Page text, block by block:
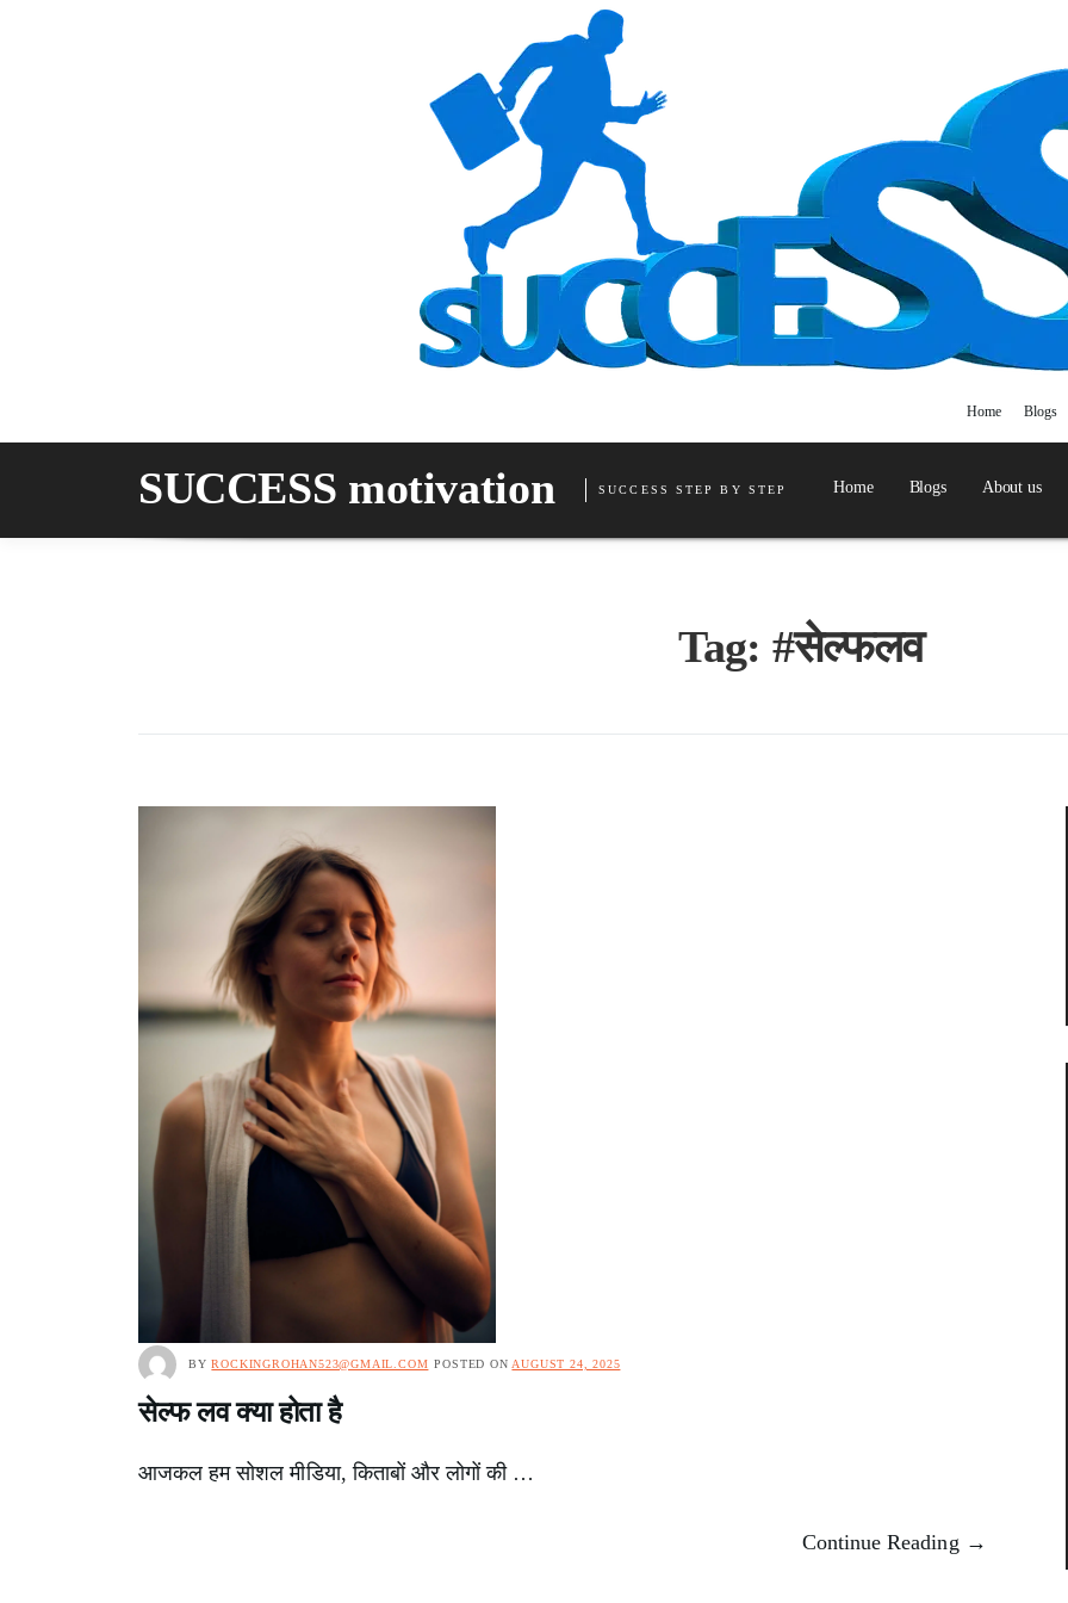
Home Blogs
SUCCESS motivation SUCCESS STEP BY STEP Home Blogs About us
Tag: #सेल्फलव
BYROCKINGROHAN523@GMAIL.COM POSTED ONAUGUST 24, 2025
सेल्फ लव क्या होता है
आजकल हम सोशल मीडिया, किताबों और लोगों की …
Continue Reading →